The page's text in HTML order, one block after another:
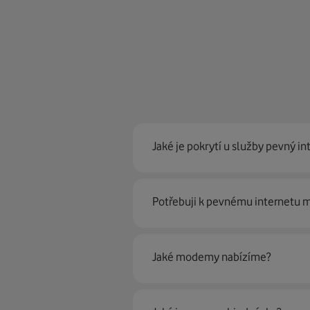
Jaké je pokrytí u služby pevný
Pevný internet můžeme
Potřebuji k pevnému internetu
Ano, potřebujete. Rádi vám ho
poradí naši proškolení prodejci
Jaké modemy nabízíme?